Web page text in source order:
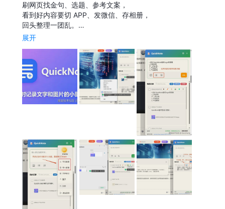
刷网页找金句、选题、参考文案，
看到好内容要切 APP、发微信、存相册，
回头整理一团乱。…
展开